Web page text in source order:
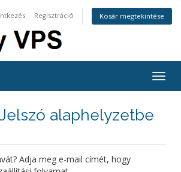
Regisztráció Kosár megtekintése
alaphelyzetbe
Adja meg e-mail címét, hogy